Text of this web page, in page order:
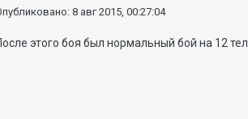
8 авг 2015, 00:27:04
этого боя был нормальный бой на 12 тел